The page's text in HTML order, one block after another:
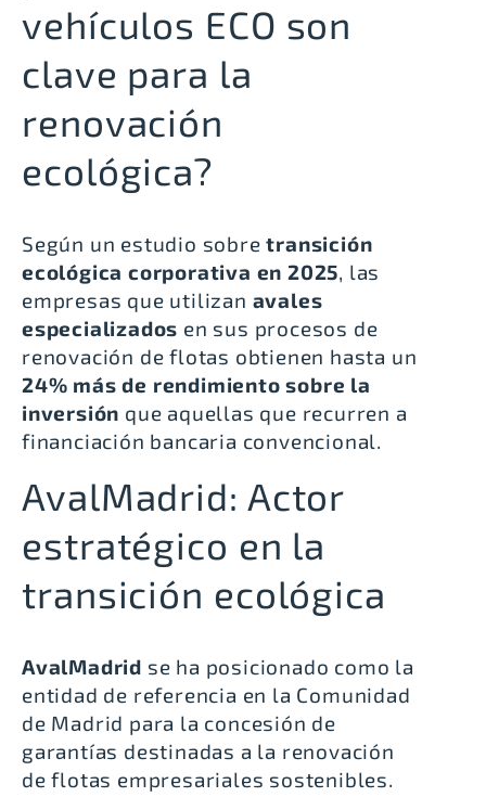
vehículos ECO son
clave para la
renovación
ecológica?
Según un estudio sobre transición
ecológica corporativa en 2025, las
empresas que utilizan avales
especializados en sus procesos de
renovación de flotas obtienen hasta un
24% más de rendimiento sobre la
inversión que aquellas que recurren a
financiación bancaria convencional.
AvalMadrid: Actor
estratégico en la
transición ecológica
AvalMadrid se ha posicionado como la
entidad de referencia en la Comunidad
de Madrid para la concesión de
garantías destinadas a la renovación
de flotas empresariales sostenibles.